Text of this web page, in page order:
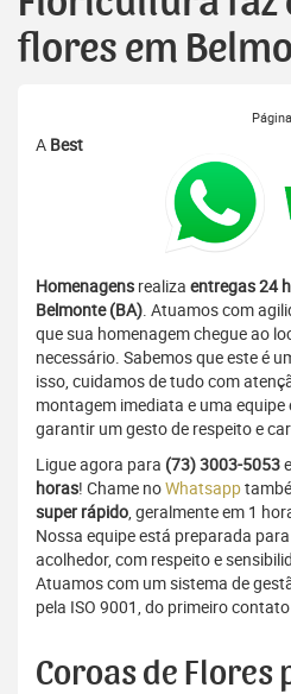
flores em
A Best
Homenagens realiza entregas 24
Belmonte (BA). Atuamos com
que sua homenagem chegue ao
necessário. Sabemos que este é
isso, cuidamos de tudo com
montagem imediata e uma equipe
garantir um gesto de respeito e
Ligue agora para (73) 3003-5053
horas! Chame noWhatsapp
super rápido, geralmente em 1
Nossa equipe está preparada
acolhedor, com respeito e
Atuamos com um sistema de
pela ISO 9001, do primeiro
Coroas de